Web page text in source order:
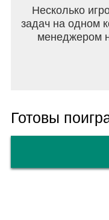
Несколько
задач на одном
менеджером
Готовы